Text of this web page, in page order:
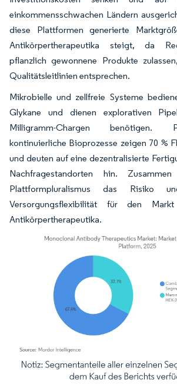
einkommensschwachen Ländern
diese Plattformen generierte
Antikörpertherapeutika steigt, da
pflanzlich gewonnene Produkte
Qualitätsleitlinien entsprechen.
Mikrobielle und zellfreie Systeme
Glykane und dienen explorativen
Milligramm-Chargen benötigen.
kontinuierliche Bioprozesse zeigen 70 %
und deuten auf eine dezentralisierte
Nachfragestandorten hin.
Plattformpluralismus das Risiko
Versorgungsflexibilität für den
Antikörpertherapeutika.
Bild © Mordor Intelligence. Wiederverwendung